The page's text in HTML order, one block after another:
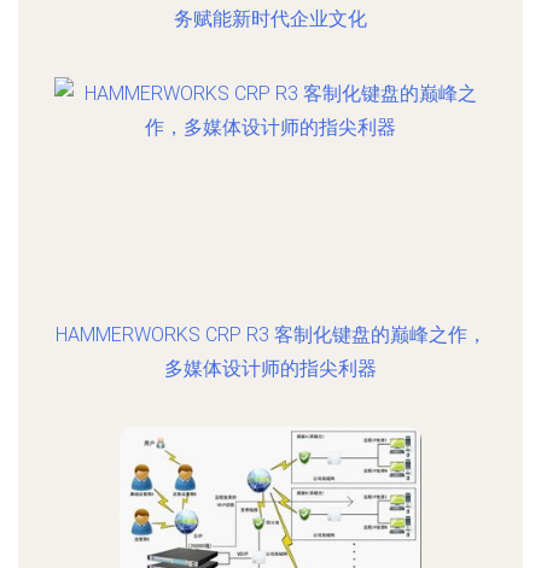
务赋能新时代企业文化
HAMMERWORKS CRP R3 客制化键盘的巅峰之作，
多媒体设计师的指尖利器